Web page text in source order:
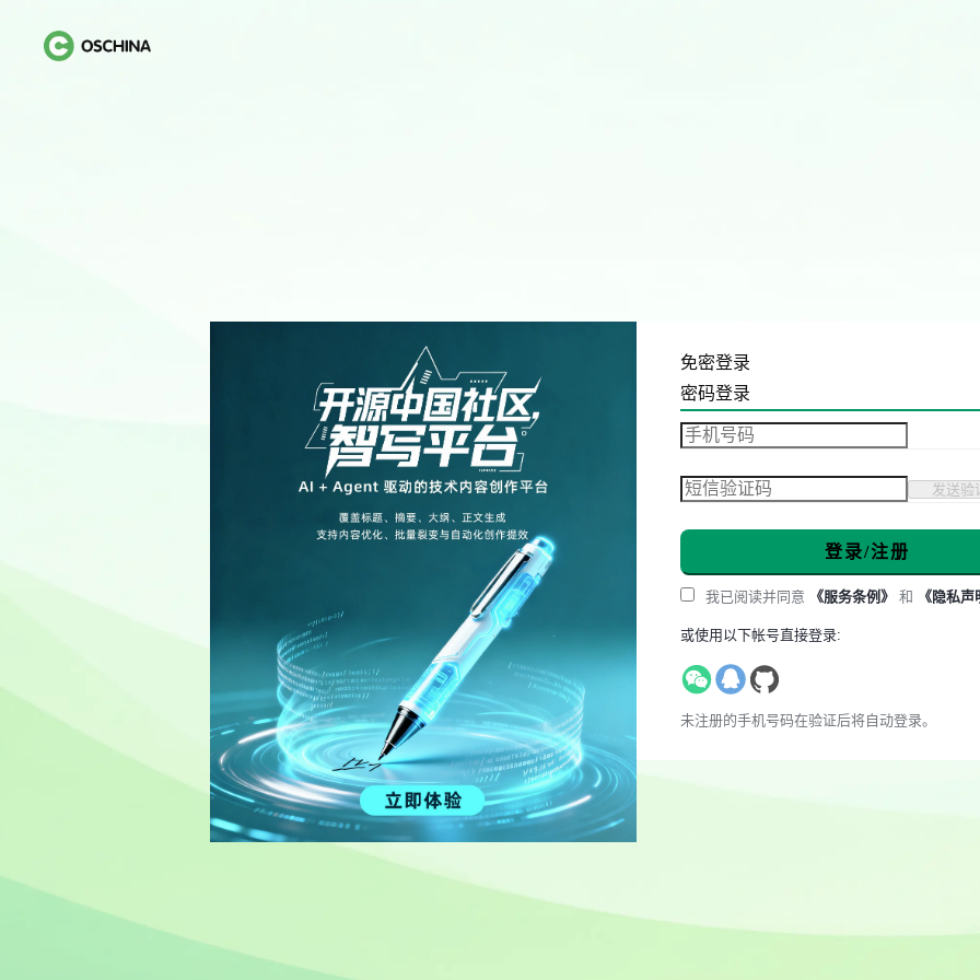
免密登录
密码登录
发送验
登录/注册
我已阅读并同意 《服务条例》 和 《隐私声
或使用以下帐号直接登录:
未注册的手机号码在验证后将自动登录。